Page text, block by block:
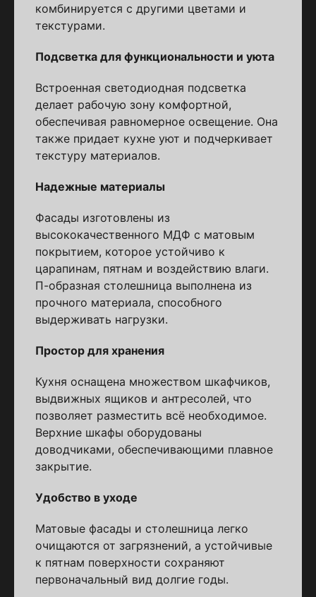
комбинируется с другими цветами и
текстурами.
Подсветка для функциональности и уюта
Встроенная светодиодная подсветка
делает рабочую зону комфортной,
обеспечивая равномерное освещение. Она
также придает кухне уют и подчеркивает
текстуру материалов.
Надежные материалы
Фасады изготовлены из
высококачественного МДФ с матовым
покрытием, которое устойчиво к
царапинам, пятнам и воздействию влаги.
П-образная столешница выполнена из
прочного материала, способного
выдерживать нагрузки.
Простор для хранения
Кухня оснащена множеством шкафчиков,
выдвижных ящиков и антресолей, что
позволяет разместить всё необходимое.
Верхние шкафы оборудованы
доводчиками, обеспечивающими плавное
закрытие.
Удобство в уходе
Матовые фасады и столешница легко
очищаются от загрязнений, а устойчивые
к пятнам поверхности сохраняют
первоначальный вид долгие годы.